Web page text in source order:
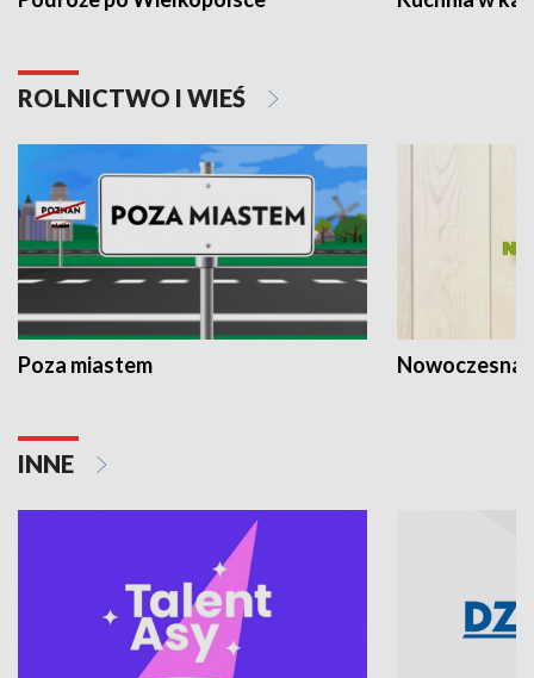
ROLNICTWO I WIEŚ
Poza miastem Nowoczesna
INNE